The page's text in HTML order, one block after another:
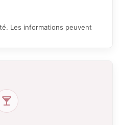
Les informations peuvent